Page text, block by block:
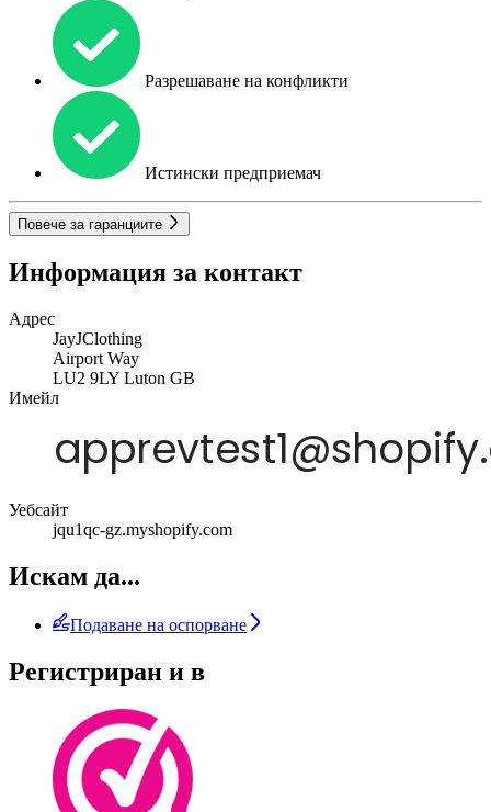
Разрешаване на конфликти
Истински предприемач
Повече за гаранциите
Информация за контакт
Адрес
JayJClothing
Airport Way
LU2 9LY Luton GB
Имейл
Уебсайт
jqu1qc-gz.myshopify.com
Искам да...
Подаване на оспорване
Регистриран и в